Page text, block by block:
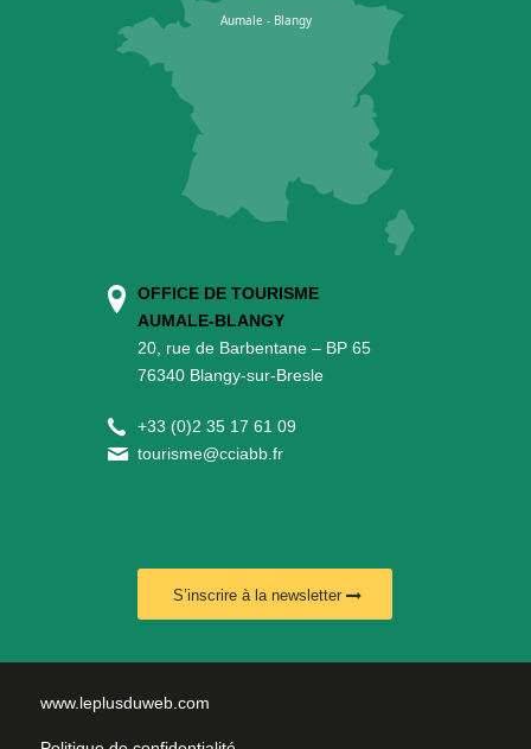
OFFICE DE TOURISME
AUMALE-BLANGY
20, rue de Barbentane – BP 65
76340 Blangy-sur-Bresle
+33 (0)2 35 17 61 09
tourisme@cciabb.fr
S’inscrire à la newsletter
www.leplusduweb.com